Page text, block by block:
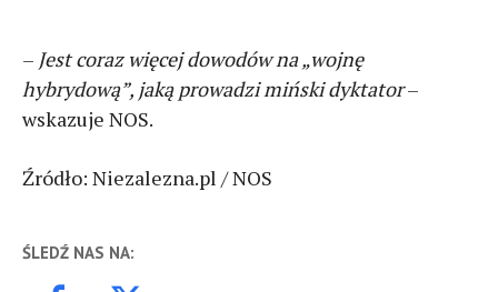
– Jest coraz więcej dowodów na „wojnę
hybrydową”, jaką prowadzi miński dyktator–
wskazuje NOS.
Źródło: Niezalezna.pl / NOS
ŚLEDŹ NAS NA: